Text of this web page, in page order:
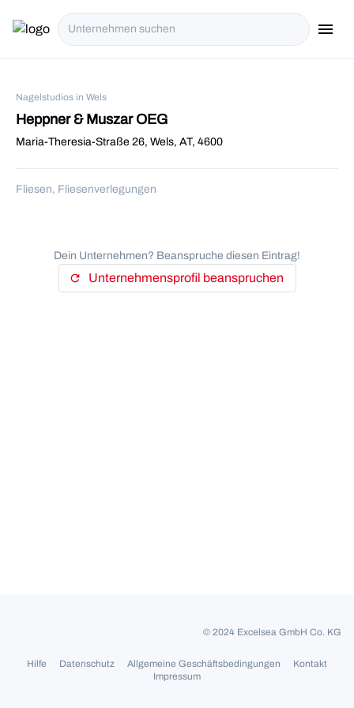
menu
Nagelstudios in Wels
Heppner & Muszar OEG
Maria-Theresia-Straße 26, Wels, AT, 4600
Fliesen, Fliesenverlegungen
Dein Unternehmen? Beanspruche diesen Eintrag!
refresh Unternehmensprofil beanspruchen
© 2024 Excelsea GmbH Co. KG
Hilfe Datenschutz Allgemeine Geschäftsbedingungen
Kontakt
Impressum